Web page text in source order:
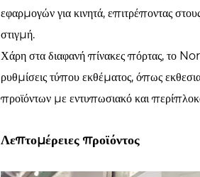
εφαρμογών για κινητά, επιτρέποντας
στιγμή.
Χάρη στα διαφανή πίνακες πόρτας,
ρυθμίσεις τύπου εκθέματος, όπως
προϊόντων με εντυπωσιακό και
Λεπτομέρειες προϊόντος